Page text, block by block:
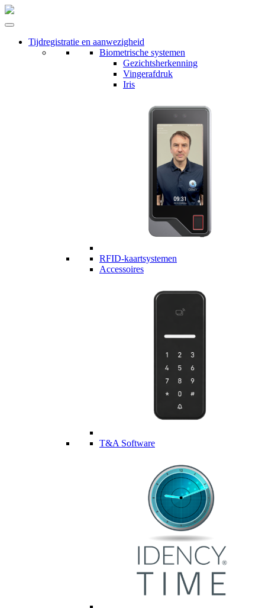
Tijdregistratie en aanwezigheid
Biometrische systemen
Gezichtsherkenning
Vingerafdruk
Iris
RFID-kaartsystemen
Accessoires
T&A Software